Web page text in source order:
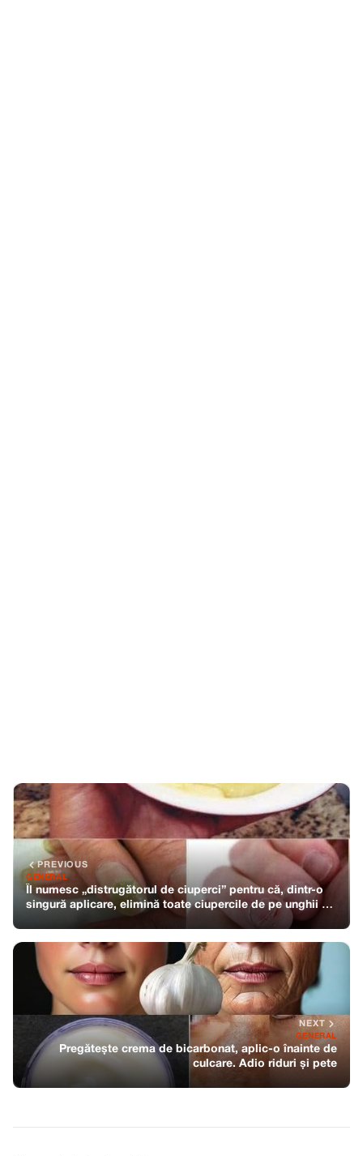
PREVIOUS
GENERAL
Îl numesc „distrugătorul de ciuperci” pentru că, dintr-o
singură aplicare, elimină toate ciupercile de pe unghii și
bătăturile de pe picioare
NEXT
GENERAL
Pregătește crema de bicarbonat, aplic-o înainte de
culcare. Adio riduri și pete